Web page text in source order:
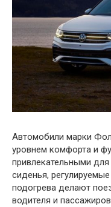
Автомобили марки
уровнем комфорта и
привлекательными
сиденья,
подогрева делают
водителя и